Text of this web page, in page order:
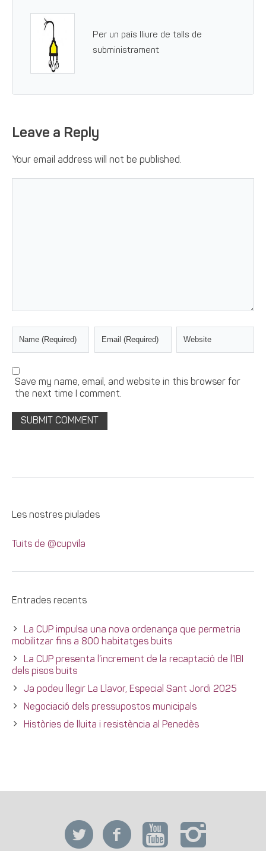
Per un país lliure de talls de
subministrament
Leave a Reply
Your email address will not be published.
Save my name, email, and website in this browser for
the next time I comment.
Les nostres piulades
Tuits de @cupvila
Entrades recents
La CUP impulsa una nova ordenança que permetria
mobilitzar fins a 800 habitatges buits
La CUP presenta l’increment de la recaptació de l’IBI
dels pisos buits
Ja podeu llegir La Llavor, Especial Sant Jordi 2025
Negociació dels pressupostos municipals
Històries de lluita i resistència al Penedès